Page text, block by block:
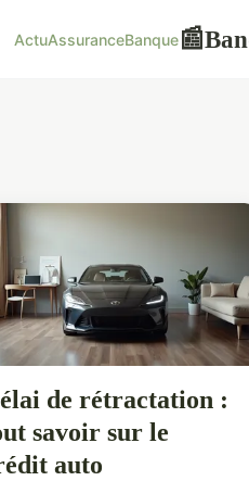
ActuAssuranceBanque📰
de rétractation :
savoir sur le
auto